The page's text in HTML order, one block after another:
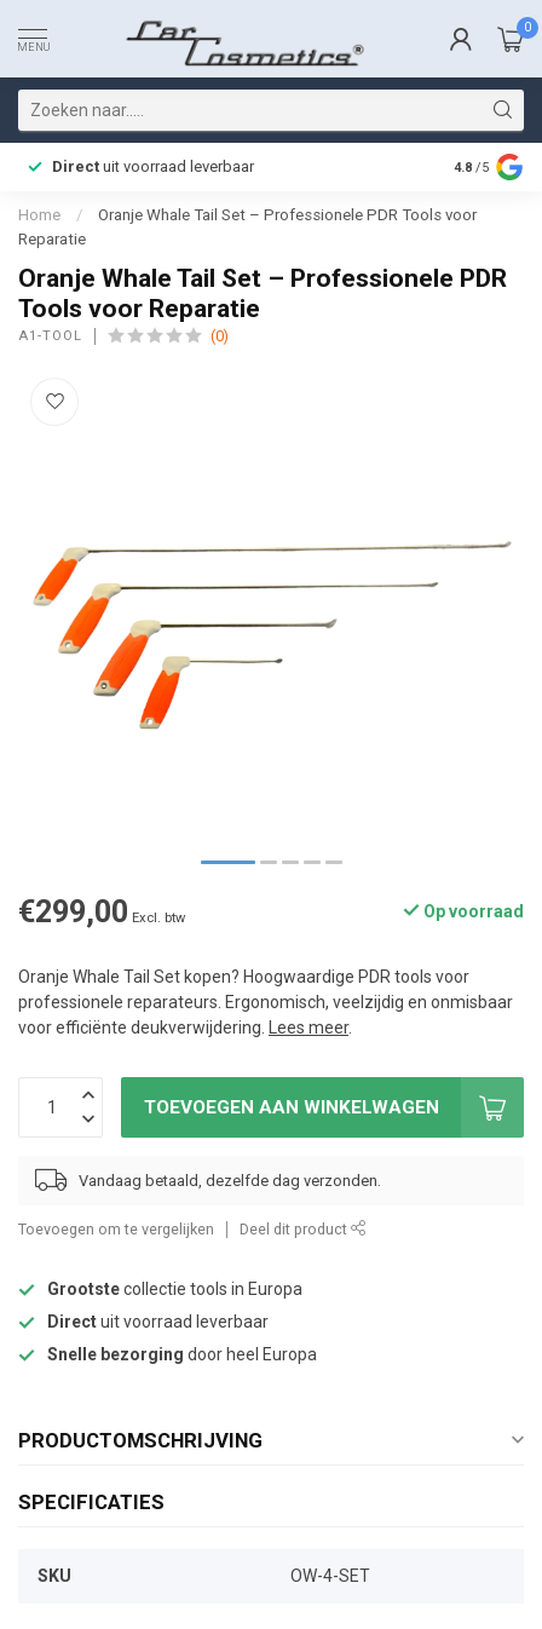
MENU
0
Direct uit voorraad leverbaar Snelle
4.8 /5
Home /
Oranje Whale Tail Set – Professionele PDR Tools voor
Reparatie
Oranje Whale Tail Set – Professionele PDR
Tools voor Reparatie
A1-TOOL (0)
€299,00 Excl. btw Op voorraad
Oranje Whale Tail Set kopen? Hoogwaardige PDR tools voor
professionele reparateurs. Ergonomisch, veelzijdig en onmisbaar
voor efficiënte deukverwijdering.
Lees meer.
TOEVOEGEN AAN WINKELWAGEN
Vandaag betaald, dezelfde dag verzonden.
Toevoegen om te vergelijken Deel dit product
Grootstecollectie tools in Europa
Directuit voorraad leverbaar
Snelle bezorging door heel Europa
PRODUCTOMSCHRIJVING
SPECIFICATIES
SKU OW-4-SET